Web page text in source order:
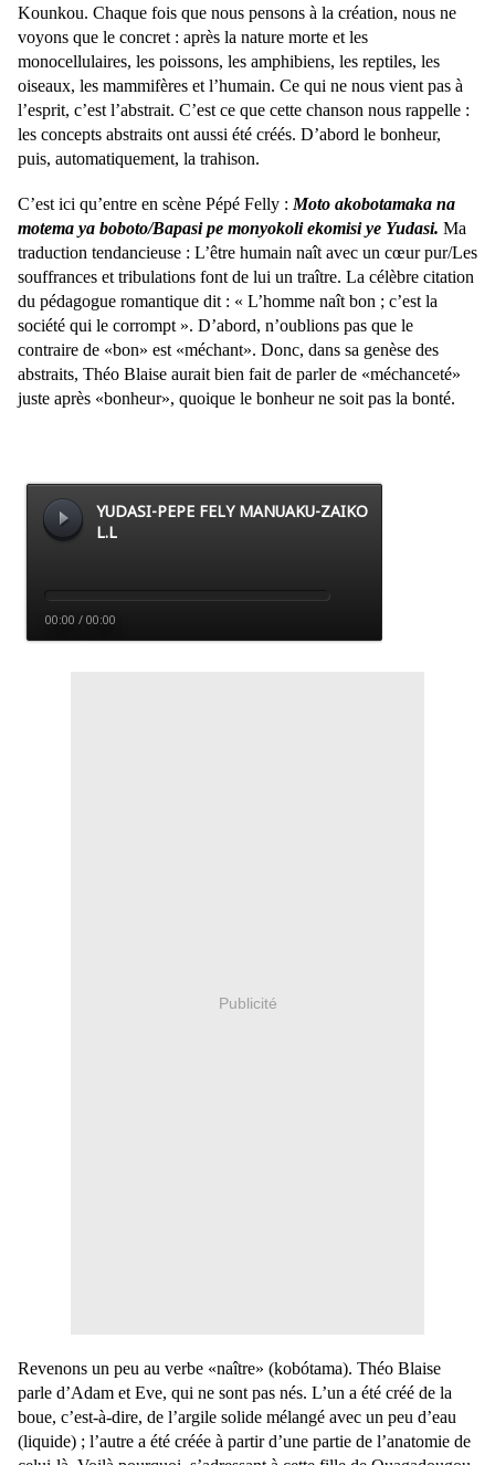
Kounkou. Chaque fois que nous pensons à la création, nous ne
voyons que le concret : après la nature morte et les
monocellulaires, les poissons, les amphibiens, les reptiles, les
oiseaux, les mammifères et l’humain. Ce qui ne nous vient pas à
l’esprit, c’est l’abstrait. C’est ce que cette chanson nous rappelle :
les concepts abstraits ont aussi été créés. D’abord le bonheur,
puis, automatiquement, la trahison.
C’est ici qu’entre en scène Pépé Felly : Moto akobotamaka na
motema ya boboto/Bapasi pe monyokoli ekomisi ye Yudasi. Ma
traduction tendancieuse : L’être humain naît avec un cœur pur/Les
souffrances et tribulations font de lui un traître. La célèbre citation
du pédagogue romantique dit : « L’homme naît bon ; c’est la
société qui le corrompt ». D’abord, n’oublions pas que le
contraire de «bon» est «méchant». Donc, dans sa genèse des
abstraits, Théo Blaise aurait bien fait de parler de «méchanceté»
juste après «bonheur», quoique le bonheur ne soit pas la bonté.
Publicité
Revenons un peu au verbe «naître» (kobótama). Théo Blaise
parle d’Adam et Eve, qui ne sont pas nés. L’un a été créé de la
boue, c’est-à-dire, de l’argile solide mélangé avec un peu d’eau
(liquide) ; l’autre a été créée à partir d’une partie de l’anatomie de